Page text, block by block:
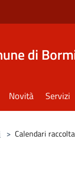
di
Novità Servizi
> Calendari